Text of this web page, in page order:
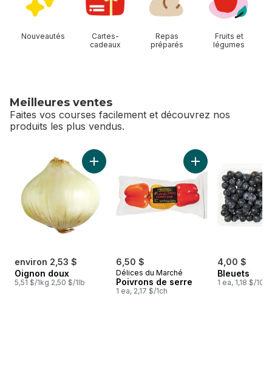
Nouveautés
Cartes-
cadeaux
Repas
préparés
Fruits et
légumes
Meilleures ventes
Faites vos courses facilement et découvrez nos
produits les plus vendus.
sauter Meilleures ventes
environ 2,53 $
Oignon doux
5,51 $/1kg 2,50 $/1lb
Ajouter Oignon doux au panier
6,50 $
Délices du Marché
Poivrons de serre
1 ea, 2,17 $/1ch
Ajouter Poivrons
4,00 $
Bleuets
1 ea, 1,18 $/